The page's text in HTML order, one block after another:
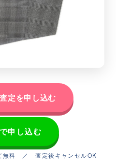
定を申し込む
申し込む
無料 ／ 査定後キャンセルOK